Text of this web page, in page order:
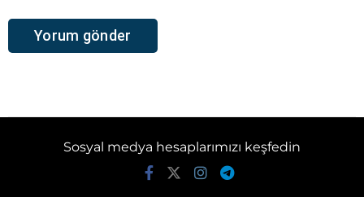
Sosyal medya hesaplarımızı keşfedin